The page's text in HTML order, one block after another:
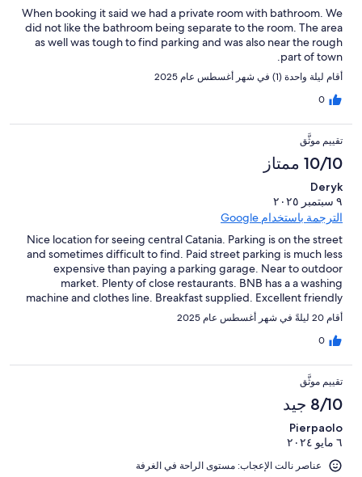
When booking it said we had a private room with bathroom. We
did not like the bathroom being separate to the room. The area
as well was tough to find parking and was also near the rough
part of town.
أقام ليلة واحدة (1) في شهر أغسطس عام 2025
0
تقييم موثَّق
10/10 ممتاز
Deryk
٩ سبتمبر ٢٠٢٥
الترجمة باستخدام Google
Nice location for seeing central Catania. Parking is on the street
and sometimes difficult to find. Paid street parking is much less
expensive than paying a parking garage. Near to outdoor
market. Plenty of close restaurants. BNB has a a washing
machine and clothes line. Breakfast supplied. Excellent friendly
staff. My room had a bathroom, small refrigerator, air
conditioning.
أقام 20 ليلةً في شهر أغسطس عام 2025
0
تقييم موثَّق
8/10 جيد
Pierpaolo
٦ مايو ٢٠٢٤
عناصر نالت الإعجاب: مستوى الراحة في الغرفة